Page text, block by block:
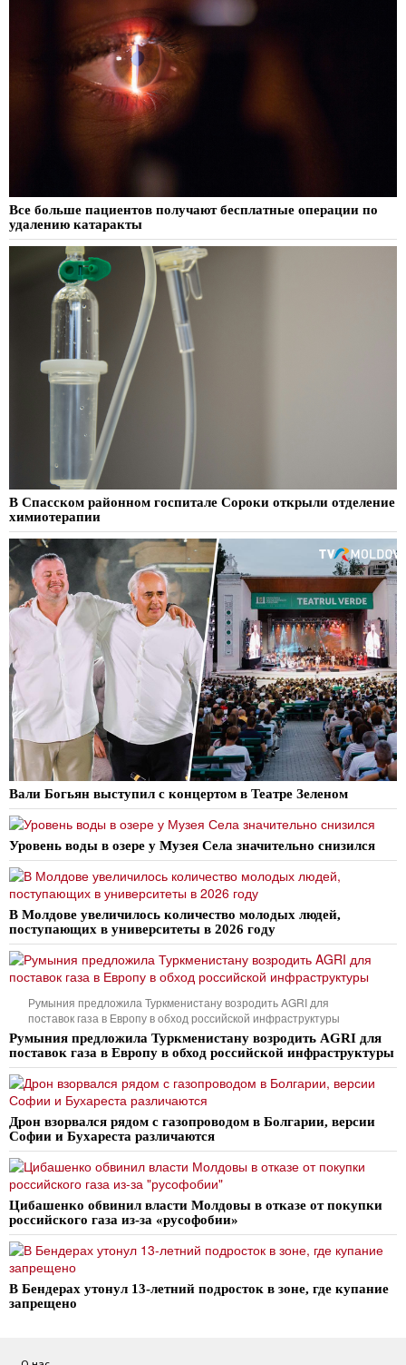
Все больше пациентов получают бесплатные операции по
удалению катаракты
В Спасском районном госпитале Сороки открыли отделение
химиотерапии
Вали Богьян выступил с концертом в Театре Зеленом
Уровень воды в озере у Музея Села значительно снизился
В Молдове увеличилось количество молодых людей,
поступающих в университеты в 2026 году
Румыния предложила Туркменистану возродить AGRI для
поставок газа в Европу в обход российской инфраструктуры
Румыния предложила Туркменистану возродить AGRI для
поставок газа в Европу в обход российской инфраструктуры
Дрон взорвался рядом с газопроводом в Болгарии, версии
Софии и Бухареста различаются
Цибашенко обвинил власти Молдовы в отказе от покупки
российского газа из-за «русофобии»
В Бендерах утонул 13-летний подросток в зоне, где купание
запрещено